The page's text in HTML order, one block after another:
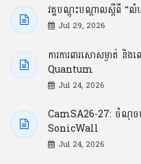
វគ្គបណ្ដុះបណ្ដាលស្ដីពី “
Jul 29, 2026
ការការពារសោសម្ងាត់ និង
Quantum
Jul 24, 2026
CamSA26-27: ចំណុច
SonicWall
Jul 24, 2026